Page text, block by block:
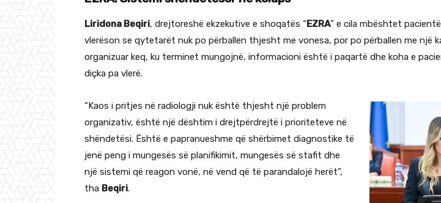
Liridona Beqiri, drejtoreshë ekzekutive e shoqatës “EZRA” e cila mbështet
vlerëson se qytetarët nuk po përballen thjesht me vonesa, por po përballen me një
organizuar keq, ku terminet mungojnë, informacioni është i paqartë dhe koha e
diçka pa vlerë.
“Kaos i pritjes në radiologji nuk është thjesht një problem
organizativ, është një dështim i drejtpërdrejtë i prioriteteve në
shëndetësi. Është e papranueshme që shërbimet diagnostike të
jenë peng i mungesës së planifikimit, mungesës së stafit dhe
një sistemi që reagon vonë, në vend që të parandalojë herët”,
tha Beqiri.